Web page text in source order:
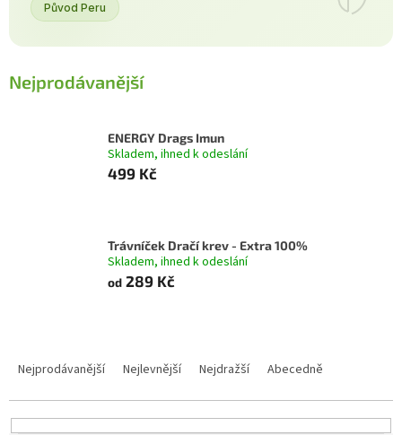
Původ Peru
Nejprodávanější
ENERGY Drags Imun
Skladem, ihned k odeslání
499 Kč
Trávníček Dračí krev - Extra 100%
Skladem, ihned k odeslání
od 289 Kč
Nejprodávanější Nejlevnější Nejdražší Abecedně